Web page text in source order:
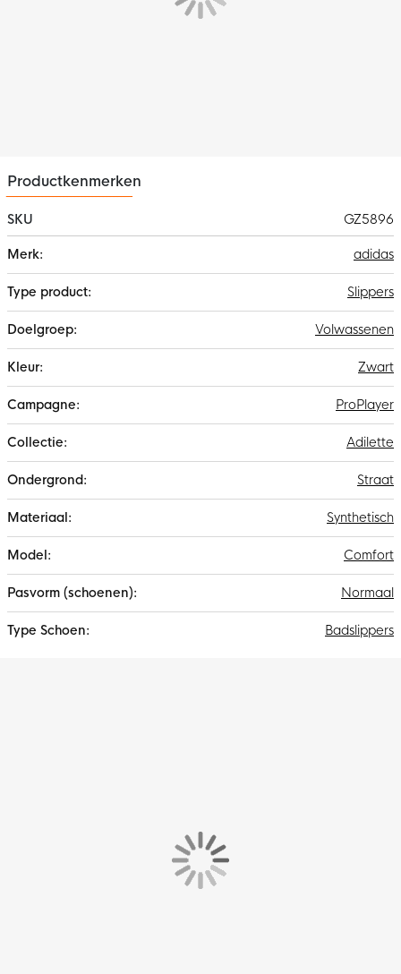
Productkenmerken
SKU
GZ5896
informatie
adidas
Slippers
Volwassenen
Zwart
ProPlayer
Adilette
Straat
Synthetisch
Comfort
Normaal
Badslippers